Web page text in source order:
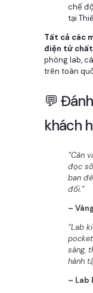
chế
tại
Tất cả các
điện tử
phòng lab,
trên toàn
💬
khách
“Cân
đọc
ban
đối.”
–
“Lab
pocket
sáng,
hành
– Lab